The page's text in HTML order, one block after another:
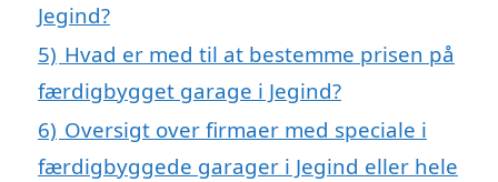
Jegind?
5) Hvad er med til at bestemme prisen på
færdigbygget garage i Jegind?
6) Oversigt over firmaer med speciale i
færdigbyggede garager i Jegind eller hele